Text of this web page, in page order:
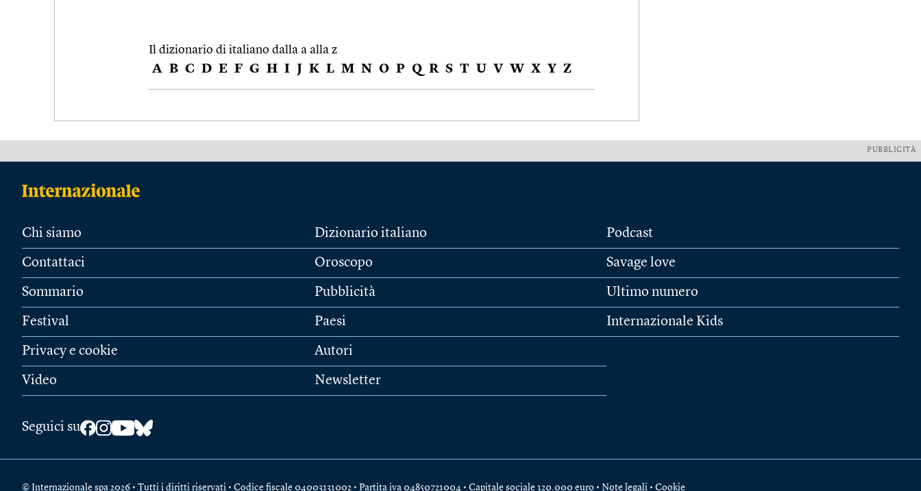
Il dizionario di italiano dalla a alla z
A B C D E F G H I J K L M N O P Q R S T U V W X Y Z
PUBBLICITÀ
Chi siamo
Contattaci
Sommario
Festival
Privacy e cookie
Video
Dizionario italiano
Oroscopo
Pubblicità
Paesi
Autori
Newsletter
Podcast
Savage love
Ultimo numero
Internazionale Kids
Seguici su
© Internazionale spa 2026 • Tutti i diritti riservati • Codice fiscale 04003131002 • Partita iva 04850721004 • Capitale sociale 120.000 euro • Note legali • Cookie